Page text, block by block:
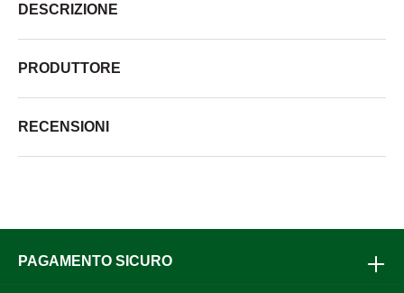
DESCRIZIONE
PRODUTTORE
RECENSIONI
PAGAMENTO SICURO